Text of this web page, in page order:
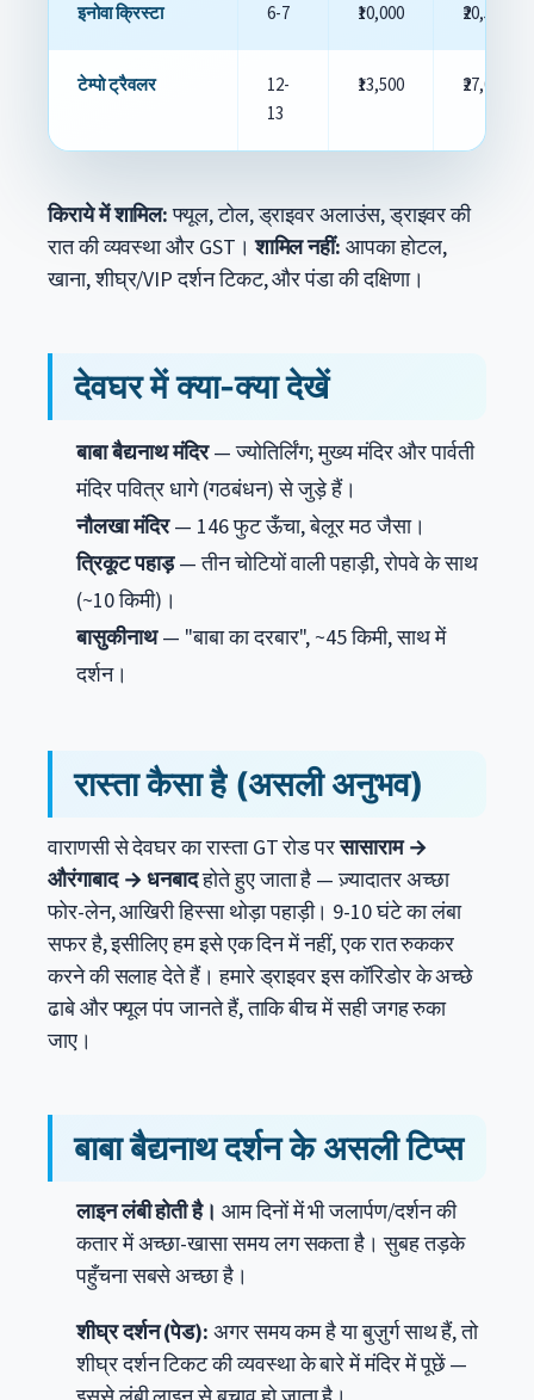
इनोवा क्रिस्टा 6-7 ₹10,000 ₹20,500
टेम्पो ट्रैवलर
12-
13
₹13,500 ₹27,000
किराये में शामिल:फ्यूल, टोल, ड्राइवर अलाउंस, ड्राइवर की
रात की व्यवस्था और GST।शामिल नहीं: आपका होटल,
खाना, शीघ्र/VIP दर्शन टिकट, और पंडा की दक्षिणा।
देवघर में क्या-क्या देखें
बाबा बैद्यनाथ मंदिर— ज्योतिर्लिंग; मुख्य मंदिर और पार्वती
मंदिर पवित्र धागे (गठबंधन) से जुड़े हैं।
नौलखा मंदिर— 146 फुट ऊँचा, बेलूर मठ जैसा।
त्रिकूट पहाड़— तीन चोटियों वाली पहाड़ी, रोपवे के साथ
(~10 किमी)।
बासुकीनाथ— "बाबा का दरबार", ~45 किमी, साथ में
दर्शन।
रास्ता कैसा है (असली अनुभव)
वाराणसी से देवघर का रास्ता GT रोड परसासाराम →
औरंगाबाद → धनबादहोते हुए जाता है — ज़्यादातर अच्छा
फोर-लेन, आखिरी हिस्सा थोड़ा पहाड़ी। 9-10 घंटे का लंबा
सफर है, इसीलिए हम इसे एक दिन में नहीं, एक रात रुककर
करने की सलाह देते हैं। हमारे ड्राइवर इस कॉरिडोर के अच्छे
ढाबे और फ्यूल पंप जानते हैं, ताकि बीच में सही जगह रुका
जाए।
बाबा बैद्यनाथ दर्शन के असली टिप्स
लाइन लंबी होती है। आम दिनों में भी जलार्पण/दर्शन की
कतार में अच्छा-खासा समय लग सकता है। सुबह तड़के
पहुँचना सबसे अच्छा है।
शीघ्र दर्शन (पेड): अगर समय कम है या बुज़ुर्ग साथ हैं, तो
शीघ्र दर्शन टिकट की व्यवस्था के बारे में मंदिर में पूछें —